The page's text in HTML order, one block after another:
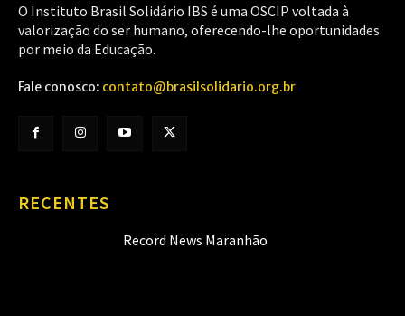
O Instituto Brasil Solidário IBS é uma OSCIP voltada à
valorização do ser humano, oferecendo-lhe oportunidades
por meio da Educação.
Fale conosco: contato@brasilsolidario.org.br
RECENTES
Record News Maranhão